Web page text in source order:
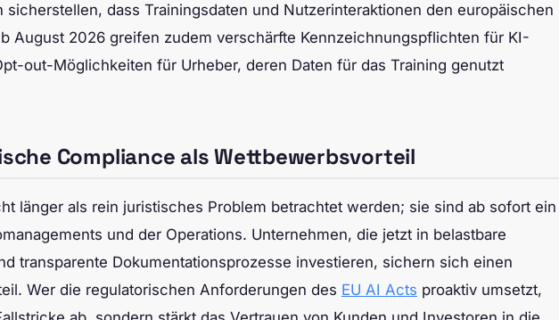
sicherstellen, dass Trainingsdaten und Nutzerinteraktionen den europäischen
August 2026 greifen zudem verschärfte Kennzeichnungspflichten für KI-
out-Möglichkeiten für Urheber, deren Daten für das Training genutzt
Compliance als Wettbewerbsvorteil
länger als rein juristisches Problem betrachtet werden; sie sind ab sofort ein
und der Operations. Unternehmen, die jetzt in belastbare
transparente Dokumentationsprozesse investieren, sichern sich einen
Wer die regulatorischen Anforderungen des EU AI Acts proaktiv umsetzt,